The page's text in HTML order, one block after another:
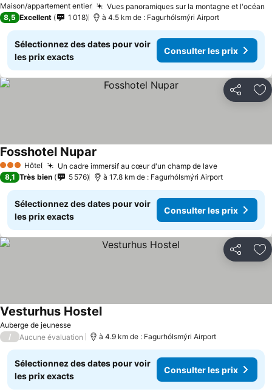
Maison/appartement entier Vues panoramiques sur la montagne et l'océan
8,5 Excellent 1 018 à 4.5 km de : Fagurhólsmýri Airport
Sélectionnez des dates pour voir
les prix exacts
Consulter les prix
Partager
3 ÉtoilesHôtel Un cadre immersif au cœur d'un champ de laveConsulter
Fosshotel Nupar
8,1 Très bien 5 576 à 17.8 km de : Fagurhólsmýri Airport
Sélectionnez des dates pour voir
les prix exacts
Consulter les prix
Partager
Auberge de jeunesse
Vesturhus HostelConsulter les prix
/ Aucune évaluation à 4.9 km de : Fagurhólsmýri Airport
Sélectionnez des dates pour voir
les prix exacts
Consulter les prix